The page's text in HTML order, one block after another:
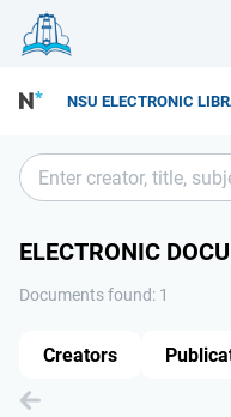
NSU ELECTRONIC
ELECTRONIC
Documents found: 1
Creators